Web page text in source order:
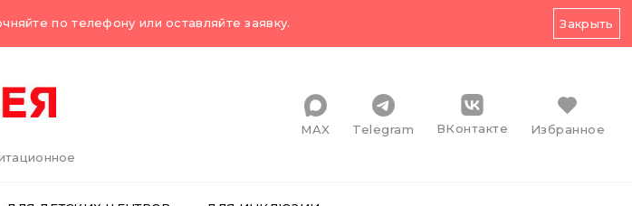
по телефону или оставляйте заявку. Закрыть
MAX Telegram ВКонтакте Избранное